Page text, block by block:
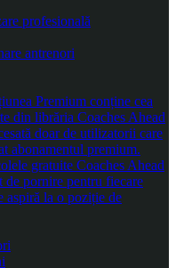
profesională
antrenori
Premium conține cea
din librăria Coaches Ahead
doar de utilizatorii care
abonamentul premium.
gratuite Coaches Ahead
de pornire pentru fiecare
aspiră la o poziție de